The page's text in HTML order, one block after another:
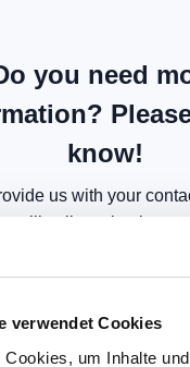
verwendet Cookies
um Inhalte
you need
know!
us with your
will call you back